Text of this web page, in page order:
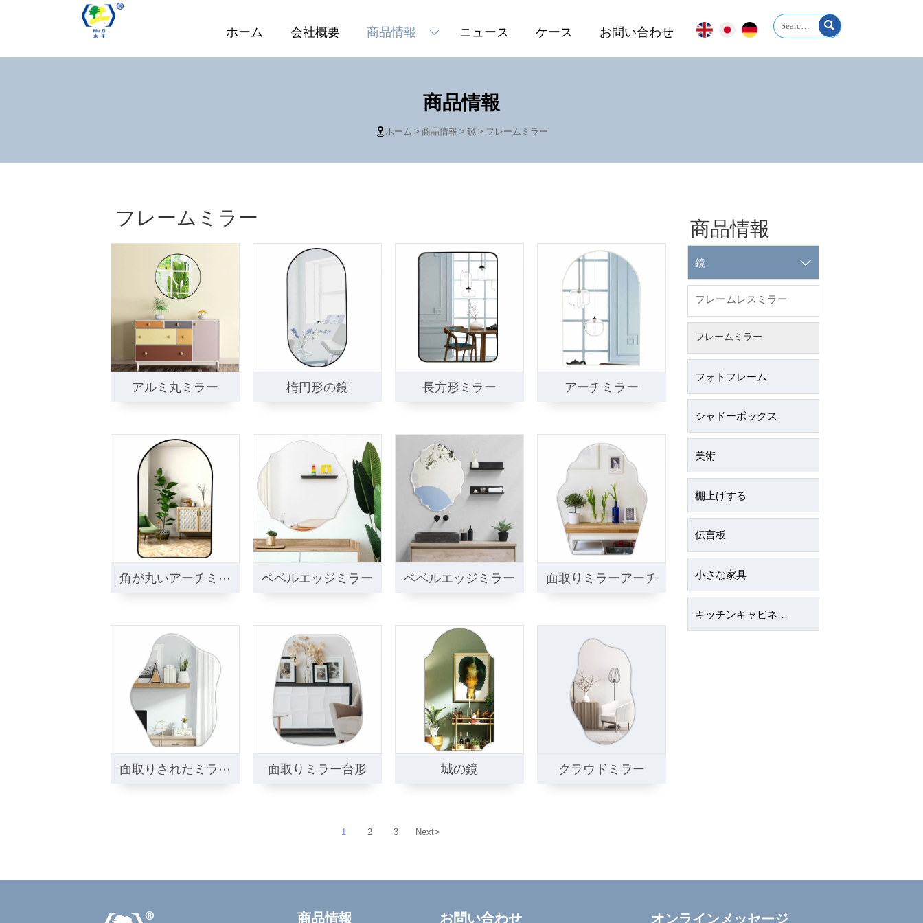
ホーム 会社概要 商品情報  ニュース ケース お問い合わせ

商品情報
 ホーム > 商品情報 > 鏡> フレームミラー
フレームミラー
アルミ丸ミラー 楕円形の鏡 長方形ミラー アーチミラー
角が丸いアーチミラ
ベベルエッジミラー ベベルエッジミラー 面取りミラーアーチ
面取りされたミラー
面取りミラー台形 城の鏡 クラウドミラー
1 2 3 Next>
商品情報
鏡 
フレームレスミラー
フレームミラー
フォトフレーム
シャドーボックス
美術
棚上げする
伝言板
小さな家具
キッチンキャビネット
商品情報 お問い合わせ オンラインメッセージ